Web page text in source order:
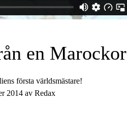
en
första världsmästare!
2014 av Redax